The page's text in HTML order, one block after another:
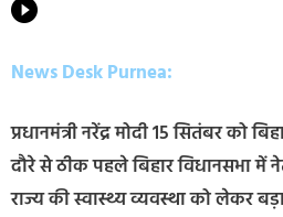
News Desk Purnea:
प्रधानमंत्री नरेंद्र मोदी 15 सितंबर को
दौरे से ठीक पहले बिहार विधानसभा में
राज्य की स्वास्थ्य व्यवस्था को लेकर